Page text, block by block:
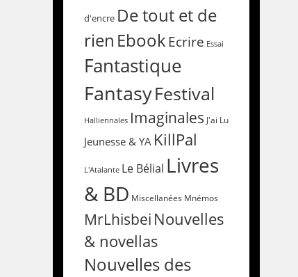
d'encre De tout et de
rien EbookEcrire Essai
Fantastique
FantasyFestival
Halliennales Imaginales J'ai Lu
Jeunesse & YA KillPal
L'Atalante Le Bélial Livres
& BD Miscellanées Mnémos
MrLhisbei Nouvelles
& novellas
Nouvelles des